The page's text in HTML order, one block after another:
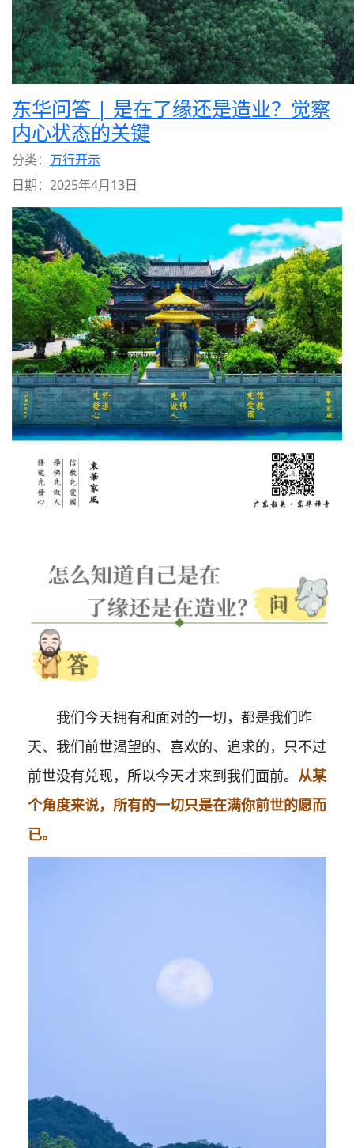
东华问答 | 是在了缘还是造业？觉察
内心状态的关键
分类： 万行开示
日期：2025年4月13日
我们今天拥有和面对的一切，都是我们昨
天、我们前世渴望的、喜欢的、追求的，只不过
前世没有兑现，所以今天才来到我们面前。 从某
个角度来说，所有的一切只是在满你前世的愿而
已。